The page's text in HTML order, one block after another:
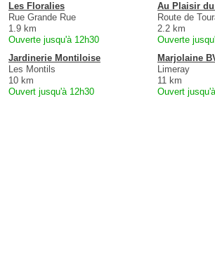
Les Floralies
Rue Grande Rue
1.9 km
Ouverte jusqu'à 12h30
Au Plaisir
Route de
2.2 km
Ouverte
Jardinerie Montiloise
Les Montils
10 km
Ouvert jusqu'à 12h30
Marjolaine
Limeray
11 km
Ouvert